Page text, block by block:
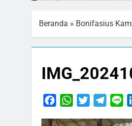
Beranda » Bonifasius
FacebookWhatsApp
Twitter